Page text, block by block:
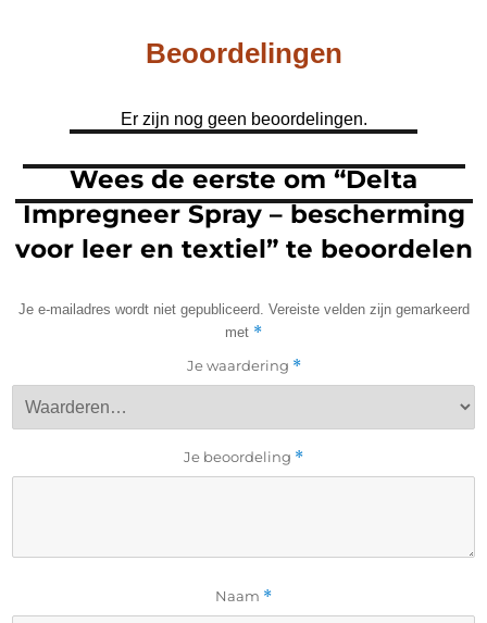
Beoordelingen
Er zijn nog geen beoordelingen.
Wees de eerste om “Delta
Impregneer Spray – bescherming
voor leer en textiel” te beoordelen
Je e-mailadres wordt niet gepubliceerd. Vereiste velden zijn gemarkeerd
met *
Je waardering *
Je beoordeling *
Naam *